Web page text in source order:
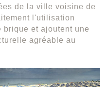
de la ville voisine de
l'utilisation
brique et ajoutent une
agréable au